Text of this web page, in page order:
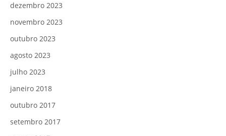
dezembro 2023
novembro 2023
outubro 2023
agosto 2023
julho 2023
janeiro 2018
outubro 2017
setembro 2017